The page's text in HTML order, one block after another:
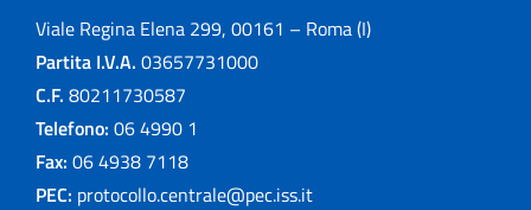
Viale Regina Elena 299, 00161 – Roma (I)
Partita I.V.A. 03657731000
C.F. 80211730587
Telefono: 06 4990 1
Fax: 06 4938 7118
PEC: protocollo.centrale@pec.iss.it